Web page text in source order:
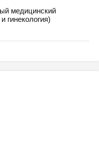
медицинский
гинекология)